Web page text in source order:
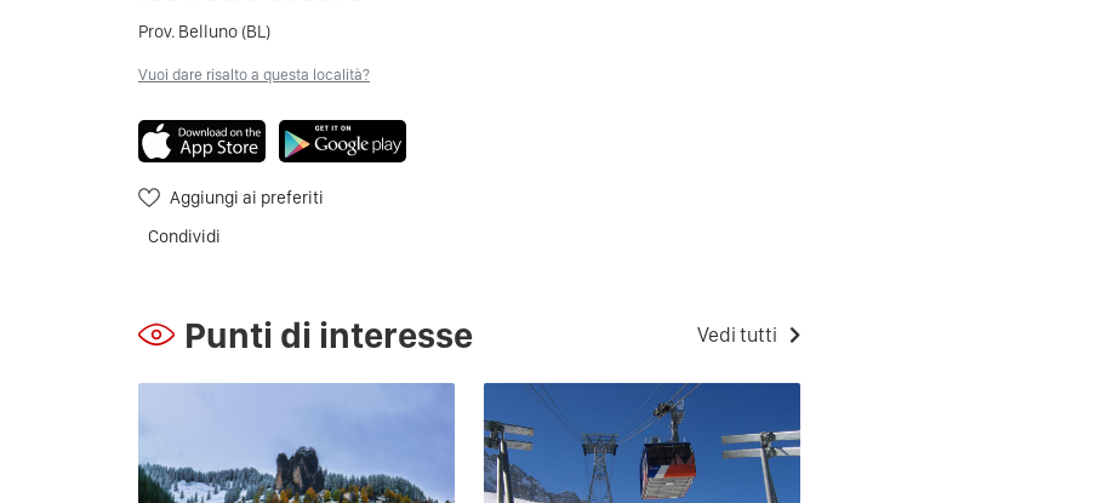
Prov. Belluno (BL)
Vuoi dare risalto a questa località?
Aggiungi ai preferiti
Condividi
Punti di interesse Vedi tutti